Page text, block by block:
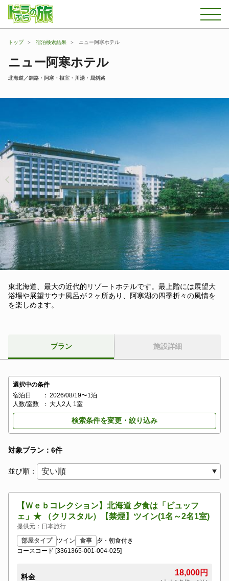
トップ 宿泊検索結果 ニュー阿寒ホテル
ニュー阿寒ホテル
北海道／釧路・阿寒・根室・川湯・屈斜路
東北海道、最大の近代的リゾートホテルです。最上階には展望大
浴場や展望サウナ風呂が２ヶ所あり、阿寒湖の四季折々の風情を
を楽しめます。
プラン 施設詳細
選択中の条件
宿泊日
： 2026/08/19〜1泊
人数/室数
： 大人2人 1室
検索条件を変更・絞り込み
対象プラン：6件
並び順：
【Ｗｅｂコレクション】北海道 夕食は「ビュッフ
ェ」★ （クリスタル）【禁煙】ツイン(1名～2名1室)
提供元：日本旅行
部屋タイプ
ツイン 食事
夕・朝食付き
コースコード [3361365-001-004-025]
料金 18,000円